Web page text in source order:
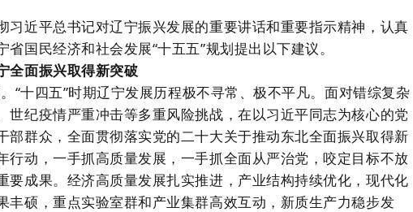
近平总书记对辽宁振兴发展的重要讲话和重要指示精神，认真
国民经济和社会发展“十五五”规划提出以下建议。
全面振兴取得新突破
“十四五”时期辽宁发展历程极不寻常、极不平凡。面对错综复杂
纪疫情严重冲击等多重风险挑战，在以习近平同志为核心的党
群众，全面贯彻落实党的二十大关于推动东北全面振兴取得新
动，一手抓高质量发展，一手抓全面从严治党，咬定目标不放
成果。经济高质量发展扎实推进，产业结构持续优化，现代化
丰硕，重点实验室群和产业集群高效互动，新质生产力稳步发